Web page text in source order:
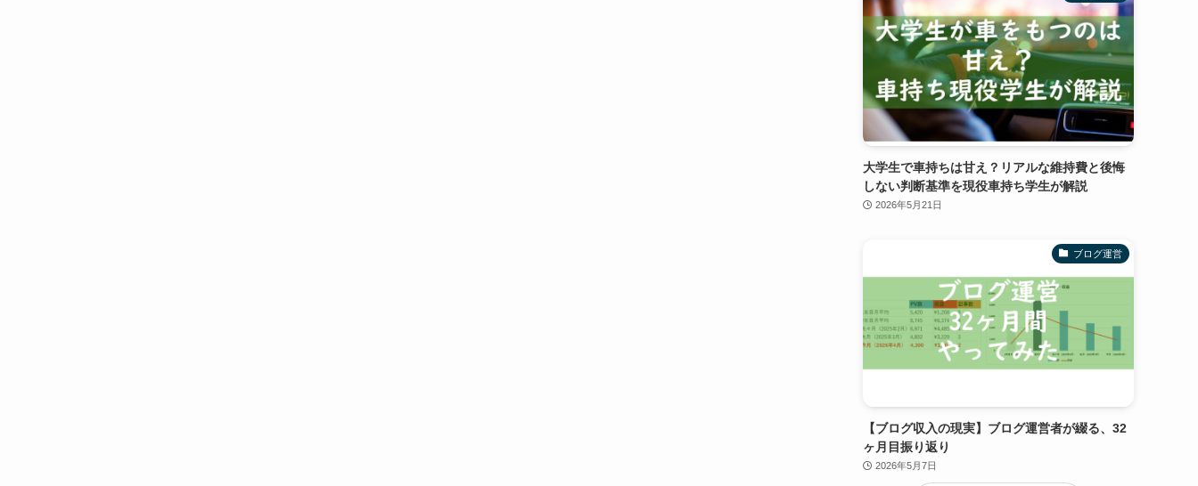
大学生で車持ちは甘え？リアルな維持費と後悔
しない判断基準を現役車持ち学生が解説
2026年5月21日
ブログ運営
【ブログ収入の現実】ブログ運営者が綴る、32
ヶ月目振り返り
2026年5月7日